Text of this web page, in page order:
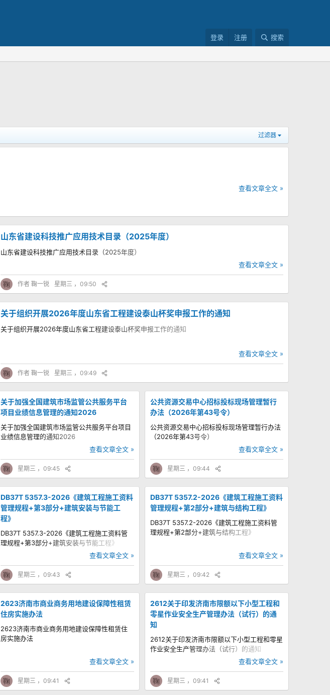
登录 注册 搜索
过滤器
查看文章全文 »
山东省建设科技推广应用技术目录（2025年度）
山东省建设科技推广应用技术目录（2025年度）
查看文章全文 »
鞠 作者 鞠一锐 星期三 ，09:50
关于组织开展2026年度山东省工程建设泰山杯奖申报工作的通知
关于组织开展2026年度山东省工程建设泰山杯奖申报工作的通知
查看文章全文 »
鞠 作者 鞠一锐 星期三 ，09:49
关于加强全国建筑市场监管公共服务平台
项目业绩信息管理的通知2026
关于加强全国建筑市场监管公共服务平台项目
业绩信息管理的通知2026
查看文章全文 »
鞠 星期三 ，09:45
公共资源交易中心招标投标现场管理暂行
办法（2026年第43号令）
公共资源交易中心招标投标现场管理暂行办法
（2026年第43号令）
查看文章全文 »
鞠 星期三 ，09:44
DB37T 5357.3-2026《建筑工程施工资料
管理规程+第3部分+建筑安装与节能工
程》
DB37T 5357.3-2026《建筑工程施工资料管
理规程+第3部分+建筑安装与节能工程》
查看文章全文 »
鞠 星期三 ，09:43
DB37T 5357.2-2026《建筑工程施工资料
管理规程+第2部分+建筑与结构工程》
DB37T 5357.2-2026《建筑工程施工资料管
理规程+第2部分+建筑与结构工程》
查看文章全文 »
鞠 星期三 ，09:42
2623济南市商业商务用地建设保障性租赁
住房实施办法
2623济南市商业商务用地建设保障性租赁住
房实施办法
查看文章全文 »
鞠 星期三 ，09:41
2612关于印发济南市限额以下小型工程和
零星作业安全生产管理办法（试行）的通
知
2612关于印发济南市限额以下小型工程和零星
作业安全生产管理办法（试行）的通知
查看文章全文 »
鞠 星期三 ，09:41